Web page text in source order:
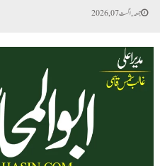
جمعہ, اگست 07, 2026